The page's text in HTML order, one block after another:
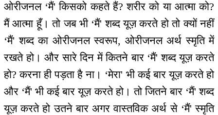
ओरीजनल ‘मैं' किसको कहते हैं? शरीर को या आत्मा को?
मैं आत्मा हूँ। तो जब भी ‘मैं' शब्द यूज़ करते हो तो क्यों नहीं
‘मैं' शब्द का ओरीजनल स्वरूप, ओरीजनल अर्थ स्मृति में
रखते हो। और सारे दिन में कितने बार ‘मैं' शब्द यूज़ करते
हो? करना ही पड़ता है ना। ‘मेरा' भी कई बार यूज़ करते हो
और ‘मैं' भी कई बार यूज़ करते हो। तो जितने बार ‘मैं' शब्द
यूज़ करते हो उतने बार अगर वास्तविक अर्थ से ‘मैं' स्मृति